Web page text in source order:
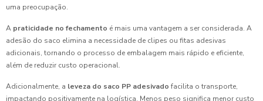
uma preocupação.
A praticidade no fechamento é mais uma vantagem a ser considerada. A
adesão do saco elimina a necessidade de clipes ou fitas adesivas
adicionais, tornando o processo de embalagem mais rápido e eficiente,
além de reduzir custo operacional.
Adicionalmente, a leveza do saco PP adesivado facilita o transporte,
impactando positivamente na logística. Menos peso significa menor custo